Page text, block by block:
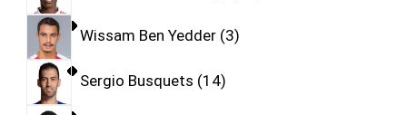
Wissam Ben Yedder 3
Sergio Busquets 14